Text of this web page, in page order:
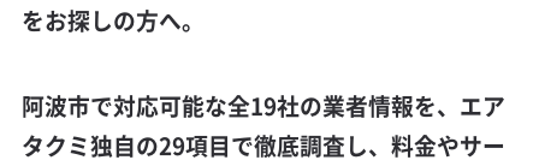
をお探しの方へ。
阿波市で対応可能な全19社の業者情報を、エア
タクミ独自の29項目で徹底調査し、料金やサー